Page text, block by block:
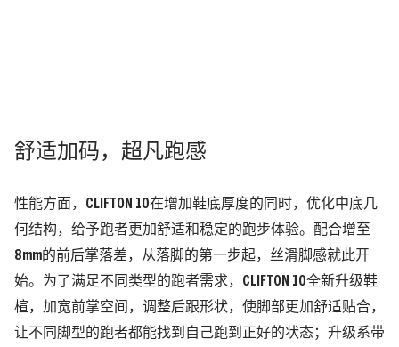
舒适加码，超凡跑感
性能方面，CLIFTON 10在增加鞋底厚度的同时，优化中底几
何结构，给予跑者更加舒适和稳定的跑步体验。配合增至
8mm的前后掌落差，从落脚的第一步起，丝滑脚感就此开
始。为了满足不同类型的跑者需求，CLIFTON 10全新升级鞋
楦，加宽前掌空间，调整后跟形状，使脚部更加舒适贴合，
让不同脚型的跑者都能找到自己跑到正好的状态；升级系带